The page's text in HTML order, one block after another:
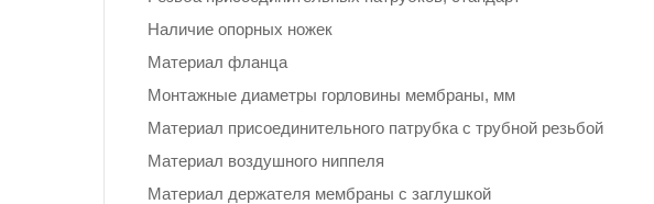
Наличие опорных ножек
Материал фланца
Монтажные диаметры горловины мембраны, мм
Материал присоединительного патрубка с трубной резьбой
Материал воздушного ниппеля
Материал держателя мембраны с заглушкой